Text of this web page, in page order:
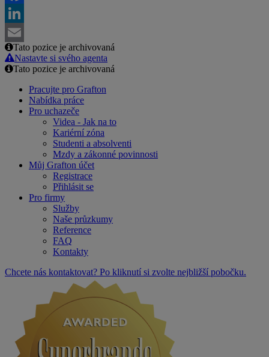
Facebook
LinkedIn
Email
Tato pozice je archivovaná
Nastavte si svého agenta
Tato pozice je archivovaná
Pracujte pro Grafton
Nabídka práce
Pro uchazeče
Videa - Jak na to
Kariérní zóna
Studenti a absolventi
Mzdy a zákonné povinnosti
Můj Grafton účet
Registrace
Přihlásit se
Pro firmy
Služby
Naše průzkumy
Reference
FAQ
Kontakty
Chcete nás kontaktovat? Po kliknutí si zvolte nejbližší pobočku.